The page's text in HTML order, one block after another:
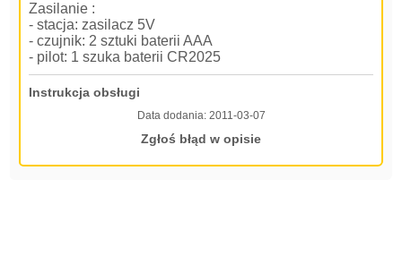
Zasilanie :
- stacja: zasilacz 5V
- czujnik: 2 sztuki baterii AAA
- pilot: 1 szuka baterii CR2025
Instrukcja obsługi
Data dodania: 2011-03-07
Zgłoś błąd w opisie